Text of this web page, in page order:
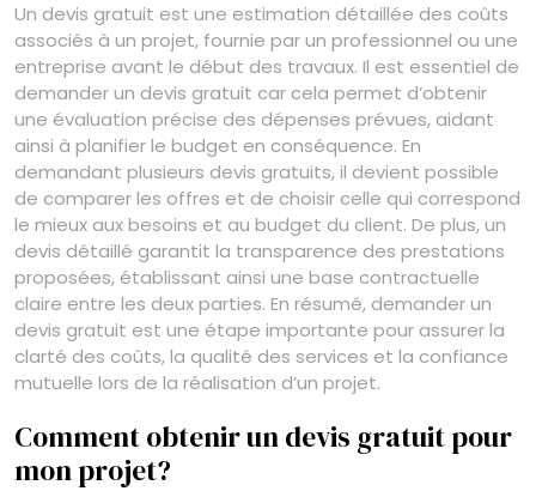
Un devis gratuit est une estimation détaillée des coûts
associés à un projet, fournie par un professionnel ou une
entreprise avant le début des travaux. Il est essentiel de
demander un devis gratuit car cela permet d’obtenir
une évaluation précise des dépenses prévues, aidant
ainsi à planifier le budget en conséquence. En
demandant plusieurs devis gratuits, il devient possible
de comparer les offres et de choisir celle qui correspond
le mieux aux besoins et au budget du client. De plus, un
devis détaillé garantit la transparence des prestations
proposées, établissant ainsi une base contractuelle
claire entre les deux parties. En résumé, demander un
devis gratuit est une étape importante pour assurer la
clarté des coûts, la qualité des services et la confiance
mutuelle lors de la réalisation d’un projet.
Comment obtenir un devis gratuit pour
mon projet?